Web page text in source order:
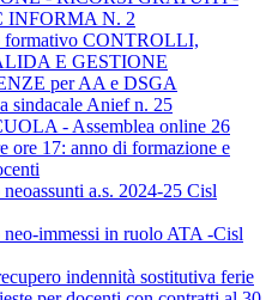
INFORMA N. 2
formativo CONTROLLI,
E GESTIONE
per AA e DSGA
sindacale Anief n. 25
- Assemblea online 26
ore 17: anno di formazione e
a.s. 2024-25 Cisl
immessi in ruolo ATA -Cisl
indennità sostitutiva ferie